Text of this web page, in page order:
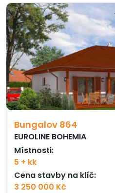
Bungalov 864
EUROLINE BOHEMIA
Místnosti:
5 + kk
Cena stavby na klíč:
3 250 000 Kč